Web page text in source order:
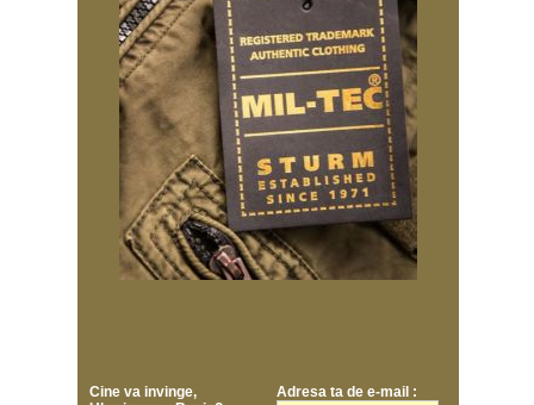
Cine va invinge,
Adresa ta de e-mail :